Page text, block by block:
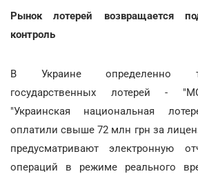
Рынок лотерей возвращается
контроль
В Украине определенно
государственных лотерей -
"Украинская национальная
оплатили свыше 72 млн грн за
предусматривают электронную
операций в режиме реального